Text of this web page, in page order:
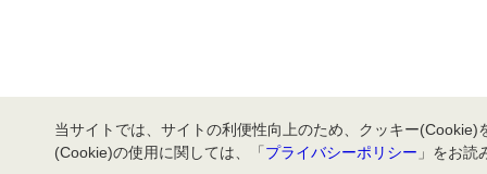
当サイトでは、サイトの利便性向上のため、クッキー
(Cookie)の使用に関しては、「プライバシーポリシー 」をお読